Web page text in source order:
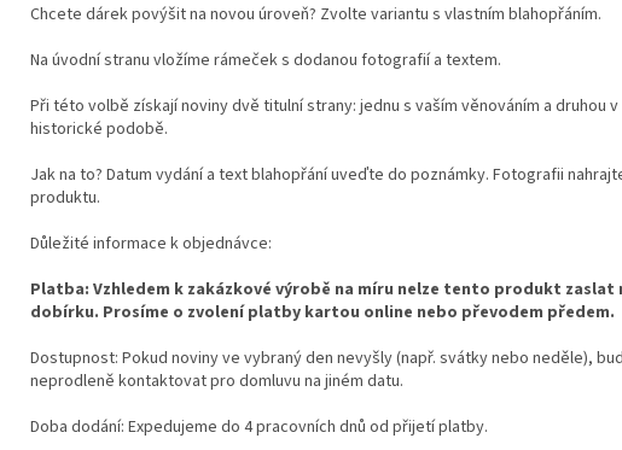
Chcete dárek povýšit na novou úroveň? Zvolte variantu s vlastním blahopřáním.
Na úvodní stranu vložíme rámeček s dodanou fotografií a textem.
Při této volbě získají noviny dvě titulní strany: jednu s vaším věnováním a druhou
historické podobě.
Jak na to? Datum vydání a text blahopřání uveďte do poznámky. Fotografii
produktu.
Důležité informace k objednávce:
Platba: Vzhledem k zakázkové výrobě na míru nelze tento produkt zaslat
dobírku. Prosíme o zvolení platby kartou online nebo převodem předem.
Dostupnost: Pokud noviny ve vybraný den nevyšly (např. svátky nebo neděle),
neprodleně kontaktovat pro domluvu na jiném datu.
Doba dodání: Expedujeme do 4 pracovních dnů od přijetí platby.